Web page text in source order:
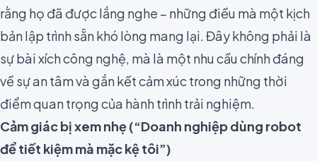
rằng họ đã được lắng nghe – những điều mà một kịch
bản lập trình sẵn khó lòng mang lại. Đây không phải là
sự bài xích công nghệ, mà là một nhu cầu chính đáng
về sự an tâm và gắn kết cảm xúc trong những thời
điểm quan trọng của hành trình trải nghiệm.
Cảm giác bị xem nhẹ (“Doanh nghiệp dùng robot
để tiết kiệm mà mặc kệ tôi”)